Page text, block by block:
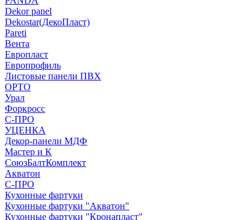
Dekor panel
Dekostar(ДекоПласт)
Pareti
Вента
Европласт
Европрофиль
Листовые панели ПВХ
ОРТО
Урал
Форкросс
С-ПРО
УЦЕНКА
Декор-панели МДФ
Мастер и К
СоюзБалтКомплект
Акватон
С-ПРО
Кухонные фартуки
Кухонные фартуки "Акватон"
Кухонные фартуки "Кронапласт"